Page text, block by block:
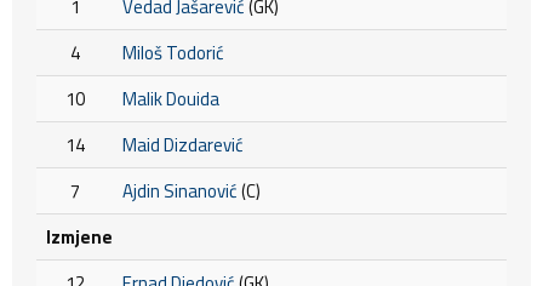
1 Vedad Jašarević(GK)
4
Miloš Todorić
10
Malik Douida
14
Maid Dizdarević
7
Ajdin Sinanović(C)
Izmjene